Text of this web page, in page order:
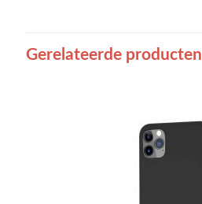
Gerelateerde producten